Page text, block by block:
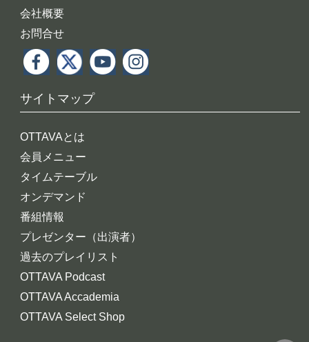
会社概要
お問合せ
サイトマップ
OTTAVAとは
会員メニュー
タイムテーブル
オンデマンド
番組情報
プレゼンター（出演者）
過去のプレイリスト
OTTAVA Podcast
OTTAVA Accademia
OTTAVA Select Shop